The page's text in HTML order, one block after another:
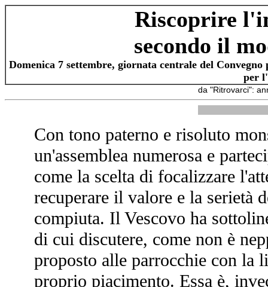
Riscoprire
secondo il
Domenica 7 settembre, giornata centrale del
per
da "Ritrovarci":
Con tono paterno e risoluto
un'assemblea numerosa e
come la scelta di focalizzare
recuperare il valore e la serietà
compiuta. Il Vescovo ha
di cui discutere, come non è
proposto alle parrocchie con la
proprio piacimento. Essa è,